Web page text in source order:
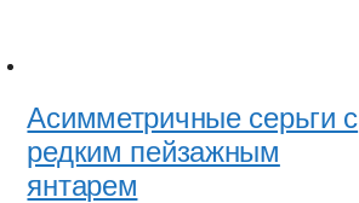
Асимметричные серьги с
редким пейзажным
янтарем